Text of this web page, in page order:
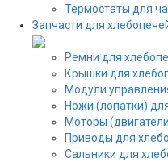
Термостаты для
Запчасти для
Ремни для
Крышки для
Модули
Ножи (лопатки)
Моторы
Приводы для
Сальники для